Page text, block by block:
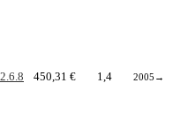
450,31 € 1,4 2005 →